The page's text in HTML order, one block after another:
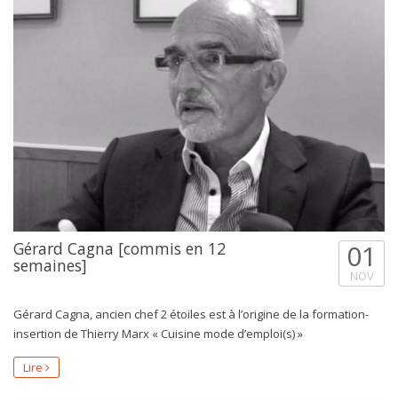
Gérard Cagna [commis en 12
semaines] 01
NOV
Gérard Cagna, ancien chef 2 étoiles est à l’origine de la formation-
insertion de Thierry Marx « Cuisine mode d’emploi(s) »
Lire